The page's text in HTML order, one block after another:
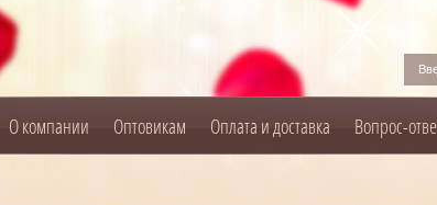
О компании Оптовикам Оплата и доставка Вопрос-